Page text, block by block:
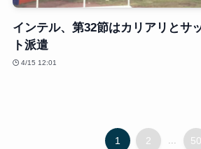
インテル、第32節はカリアリとサ
ト派遣
4/15 12:01
1 2 ... 50